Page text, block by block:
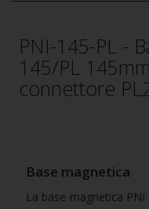
PNI-145-PL -
145/PL
connettore
Base magnetica
La base magnetica PNI